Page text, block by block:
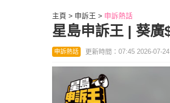
主頁 申訴王 申訴熱話
星島申訴王 | 葵
申訴熱話 更新時間：07:45 2026-07-